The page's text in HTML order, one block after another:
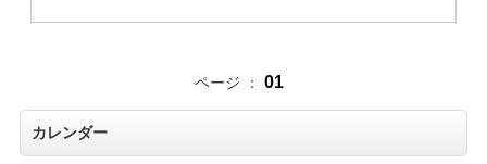
ページ ： 01
カレンダー